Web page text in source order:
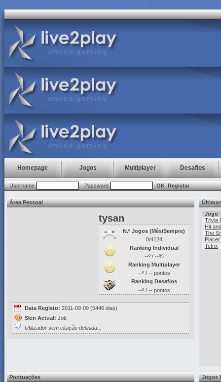
Homepage Jogos Multiplayer Desafios
Username Password OK Registar
Área Pessoal
tysan
N.º Jogos (Mês/Sempre)
0/4124
Ranking Individual
--º / --%
Ranking Multiplayer
--º / -- pontos
Ranking Desafios
--º / -- pontos
Data Registo: 2011-09-09 (5446 dias)
Skin Actual: Job
Utilizador sem citação definida...
Jogo
Trivia
Hit
The
Placer
Tetrix
Pontuações Jogos